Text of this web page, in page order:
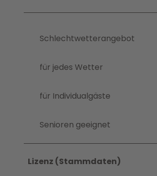
Schlechtwetterangebot
für jedes Wetter
für Individualgäste
Senioren geeignet
Lizenz (Stammdaten)